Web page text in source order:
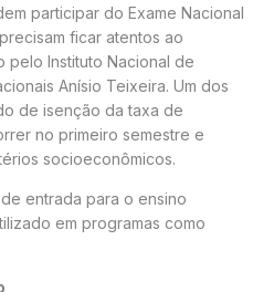
participar do Exame Nacional
ficar atentos ao
pelo Instituto Nacional de
Anísio Teixeira. Um dos
de isenção da taxa de
no primeiro semestre e
socioeconômicos.
entrada para o ensino
em programas como